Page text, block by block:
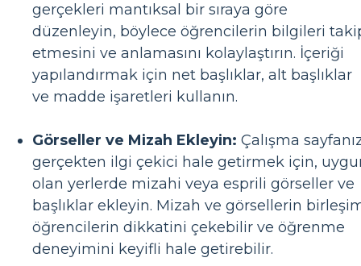
gerçekleri mantıksal bir sıraya göre
düzenleyin, böylece öğrencilerin bilgileri
etmesini ve anlamasını kolaylaştırın. İçeriği
yapılandırmak için net başlıklar, alt başlıklar
ve madde işaretleri kullanın.
Görseller ve Mizah Ekleyin: Çalışma
gerçekten ilgi çekici hale getirmek için,
olan yerlerde mizahi veya esprili görseller ve
başlıklar ekleyin. Mizah ve görsellerin
öğrencilerin dikkatini çekebilir ve öğrenme
deneyimini keyifli hale getirebilir.